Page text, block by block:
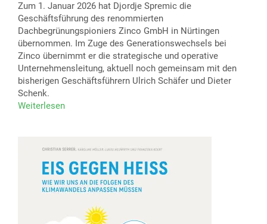
Zum 1. Januar 2026 hat Djordje Spremic die
Geschäftsführung des renommierten
Dachbegrünungspioniers Zinco GmbH in Nürtingen
übernommen. Im Zuge des Generationswechsels bei
Zinco übernimmt er die strategische und operative
Unternehmensleitung, aktuell noch gemeinsam mit den
bisherigen Geschäftsführern Ulrich Schäfer und Dieter
Schenk.
Weiterlesen
der
Zinco
GmbH